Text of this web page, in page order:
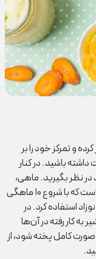
کرده و تمرکز خود را بر
باشید. در کنار
برای نوزاد در نظر بگیرید. ماهی،
تخم مرغ کامل، گوشت کباب شده از جمله مواردی است که با شروع ۱۰ ماهگی
استفاده کرد. در
به کار رفته در آن‌ها
کامل پخته شود، از